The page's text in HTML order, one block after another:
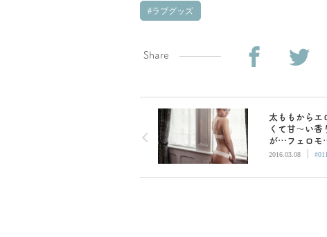
ラブグッズ
Share
太ももからエ
くて甘～い香
が…フェロモ
むんむん厳選グ
2016.03.08 | #011